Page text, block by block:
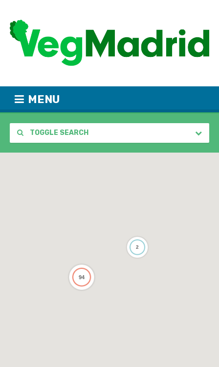
MENU
TOGGLE SEARCH
94
2